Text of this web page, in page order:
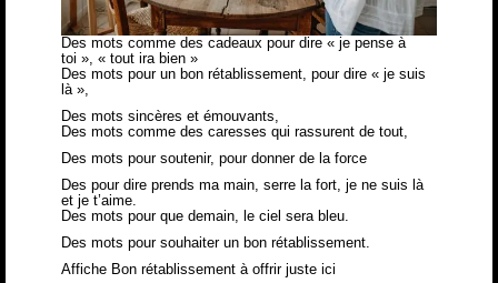
Des mots comme des cadeaux pour dire « je pense à
toi », « tout ira bien »
Des mots pour un bon rétablissement, pour dire « je suis
là »,
Des mots sincères et émouvants,
Des mots comme des caresses qui rassurent de tout,
Des mots pour soutenir, pour donner de la force
Des pour dire prends ma main, serre la fort, je ne suis là
et je t’aime.
Des mots pour que demain, le ciel sera bleu.
Des mots pour souhaiter un bon rétablissement.
Affiche Bon rétablissement à offrir juste ici